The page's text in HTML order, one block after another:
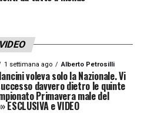
amici, i compagni, i
ai dirigenti».
– «Non ho
autentico
’55, Bruno Conti.
VIDEO
1 settimana ago Alberto Petrosilli
voleva solo la Nazionale. Vi
davvero dietro le quinte
Primavera male del
e VIDEO